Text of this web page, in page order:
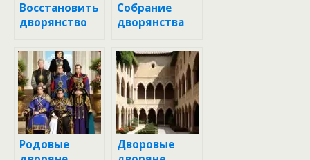
Восстановить
дворянство
Собрание
дворянства
Родовые
Дворовые